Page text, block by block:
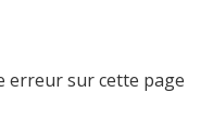
erreur sur cette page